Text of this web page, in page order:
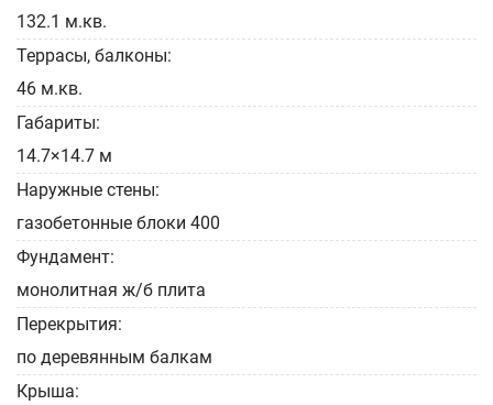
132.1 м.кв.
Террасы, балконы:
46 м.кв.
Габариты:
14.7×14.7 м
Наружные стены:
газобетонные блоки 400
Фундамент:
монолитная ж/б плита
Перекрытия:
по деревянным балкам
Крыша: